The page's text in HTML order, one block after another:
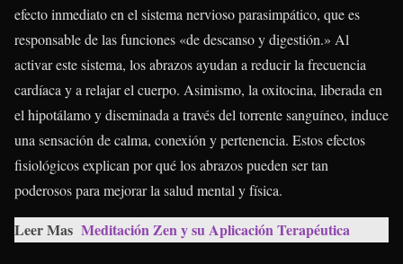
efecto inmediato en el sistema nervioso parasimpático, que es
responsable de las funciones «de descanso y digestión.» Al
activar este sistema, los abrazos ayudan a reducir la frecuencia
cardíaca y a relajar el cuerpo. Asimismo, la oxitocina, liberada en
el hipotálamo y diseminada a través del torrente sanguíneo, induce
una sensación de calma, conexión y pertenencia. Estos efectos
fisiológicos explican por qué los abrazos pueden ser tan
poderosos para mejorar la salud mental y física.
Leer Mas Meditación Zen y su Aplicación Terapéutica